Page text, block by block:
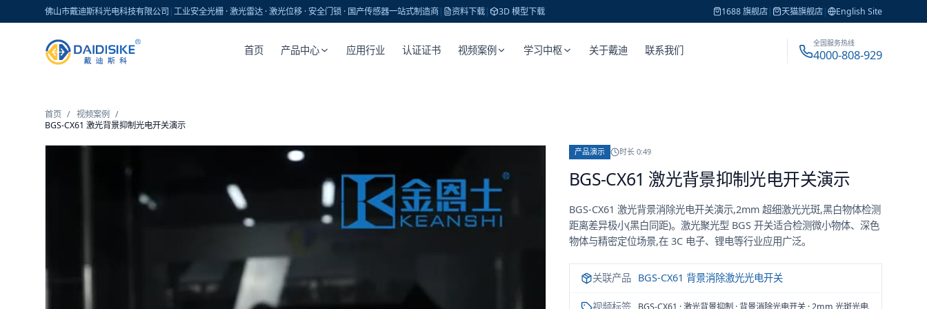
佛山市戴迪斯科光电科技有限公司 |工业安全光栅 · 激光雷达 · 激光位移 · 安全门锁 · 国产传感器一站式制造商| 资料下载| 3D 模型下载 1688 旗舰店| 天猫旗舰店| English Site
首页 产品中心 应用行业 认证证书 视频案例 学习中枢 关于戴迪 联系我们
全国服务热线
4000-808-929
首页 / 视频案例 /
BGS-CX61 激光背景抑制光电开关演示
产品演示 时长 0:49
BGS-CX61 激光背景抑制光电开关演示
BGS-CX61 激光背景消除光电开关演示,2mm 超细激光光斑,黑白物体检测
距离差异极小(黑白同距)。激光聚光型 BGS 开关适合检测微小物体、深色
物体与精密定位场景,在 3C 电子、锂电等行业应用广泛。
关联产品 BGS-CX61 背景消除激光光电开关
BGS-CX61 · 激光背景抑制 · 背景消除光电开关 · 2mm 光斑光电